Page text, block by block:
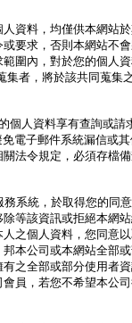
資料，均僅供本網站
要求，否則本網站不
圍內，對於您的個人
者，將於該共同蒐集
個人資料享有查詢或
免電子郵件系統漏信或
法令規定，必須存檔備
務系統，於取得您的
等該資訊或拒絕本網
之個人資料，您同意
本公司或本網站全部
之全部或部分使用者
員，若您不希望本公